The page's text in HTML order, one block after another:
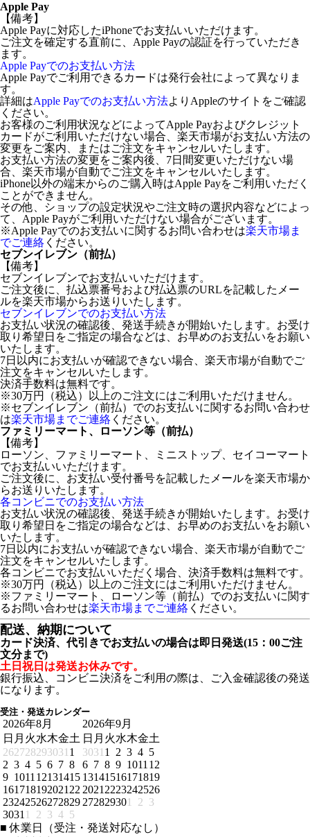
Apple Pay
【備考】
Apple Payに対応したiPhoneでお支払いいただけます。
ご注文を確定する直前に、Apple Payの認証を行っていただき
ます。
Apple Payでのお支払い方法
Apple Payでご利用できるカードは発行会社によって異なりま
す。
詳細はApple Payでのお支払い方法よりAppleのサイトをご確認
ください。
お客様のご利用状況などによってApple Payおよびクレジット
カードがご利用いただけない場合、楽天市場がお支払い方法の
変更をご案内、またはご注文をキャンセルいたします。
お支払い方法の変更をご案内後、7日間変更いただけない場
合、楽天市場が自動でご注文をキャンセルいたします。
iPhone以外の端末からのご購入時はApple Payをご利用いただく
ことができません。
その他、ショップの設定状況やご注文時の選択内容などによっ
て、Apple Payがご利用いただけない場合がございます。
※Apple Payでのお支払いに関するお問い合わせは楽天市場ま
でご連絡 ください。
セブンイレブン（前払）
【備考】
セブンイレブンでお支払いいただけます。
ご注文後に、払込票番号および払込票のURLを記載したメー
ルを楽天市場からお送りいたします。
セブンイレブンでのお支払い方法
お支払い状況の確認後、発送手続きが開始いたします。お受け
取り希望日をご指定の場合などは、お早めのお支払いをお願い
いたします。
7日以内にお支払いが確認できない場合、楽天市場が自動でご
注文をキャンセルいたします。
決済手数料は無料です。
※30万円（税込）以上のご注文にはご利用いただけません。
※セブンイレブン（前払）でのお支払いに関するお問い合わせ
は楽天市場までご連絡 ください。
ファミリーマート、ローソン等（前払）
【備考】
ローソン、ファミリーマート、ミニストップ、セイコーマート
でお支払いいただけます。
ご注文後に、お支払い受付番号を記載したメールを楽天市場か
らお送りいたします。
各コンビニでのお支払い方法
お支払い状況の確認後、発送手続きが開始いたします。お受け
取り希望日をご指定の場合などは、お早めのお支払いをお願い
いたします。
7日以内にお支払いが確認できない場合、楽天市場が自動でご
注文をキャンセルいたします。
各コンビニでお支払いいただく場合、決済手数料は無料です。
※30万円（税込）以上のご注文にはご利用いただけません。
※ファミリーマート、ローソン等（前払）でのお支払いに関す
るお問い合わせは楽天市場までご連絡 ください。
配送、納期について
カード決済、代引きでお支払いの場合は即日発送(15：00ご注
文分まで)
土日祝日は発送お休みです。
銀行振込、コンビニ決済をご利用の際は、ご入金確認後の発送
になります。
受注・発送カレンダー
2026年8月
日 月 火水木金土
262728293031 1
2 3 4 5 6 7 8
9 1011 12131415
161718192021 22
23242526272829
3031 1 2 3 4 5
2026年9月
日 月 火水木金土
3031 1 2 3 4 5
6 7 8 9 1011 12
13141516171819
2021 2223242526
272829301 2 3
■ 休業日（受注・発送対応なし）